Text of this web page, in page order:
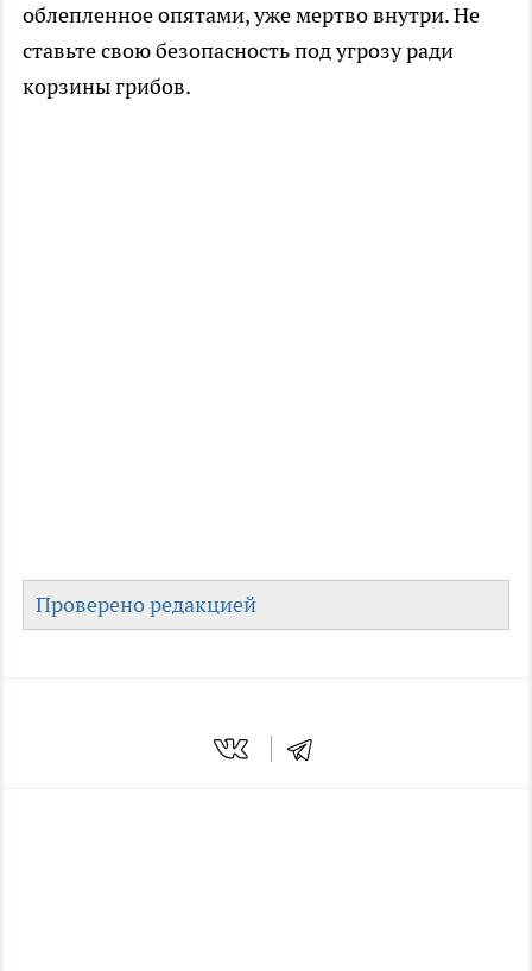
облепленное опятами, уже мертво внутри. Не
ставьте свою безопасность под угрозу ради
корзины грибов.
Проверено редакцией